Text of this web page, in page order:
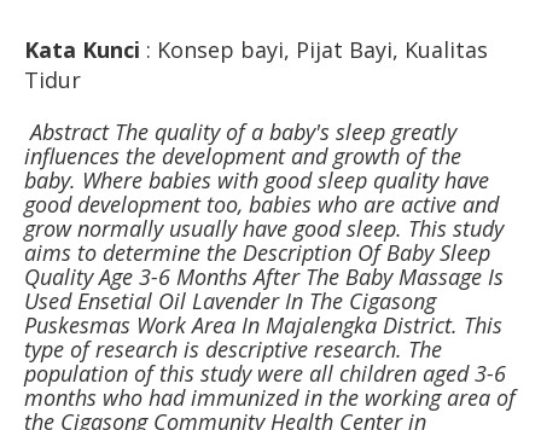
Kata Kunci : Konsep bayi, Pijat Bayi, Kualitas
Tidur
Abstract The quality of a baby's sleep greatly
influences the development and growth of the
baby. Where babies with good sleep quality have
good development too, babies who are active and
grow normally usually have good sleep. This study
aims to determine the Description Of Baby Sleep
Quality Age 3-6 Months After The Baby Massage Is
Used Ensetial Oil Lavender In The Cigasong
Puskesmas Work Area In Majalengka District. This
type of research is descriptive research. The
population of this study were all children aged 3-6
months who had immunized in the working area of
the Cigasong Community Health Center in